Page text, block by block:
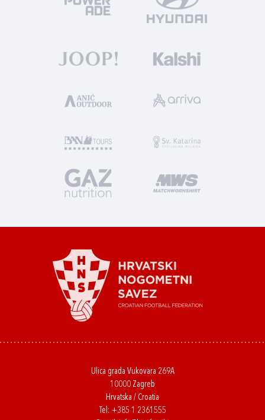
Ulica grada Vukovara 269A
10000 Zagreb
Hrvatska / Croatia
Tel: +385 1 2361555